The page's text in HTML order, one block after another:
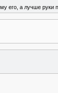
его, а лучше руки